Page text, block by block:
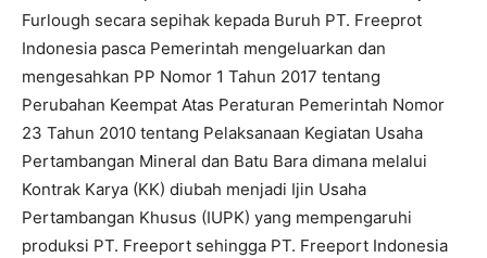
Furlough secara sepihak kepada Buruh PT. Freeprot
Indonesia pasca Pemerintah mengeluarkan dan
mengesahkan PP Nomor 1 Tahun 2017 tentang
Perubahan Keempat Atas Peraturan Pemerintah Nomor
23 Tahun 2010 tentang Pelaksanaan Kegiatan Usaha
Pertambangan Mineral dan Batu Bara dimana melalui
Kontrak Karya (KK) diubah menjadi Ijin Usaha
Pertambangan Khusus (IUPK) yang mempengaruhi
produksi PT. Freeport sehingga PT. Freeport Indonesia